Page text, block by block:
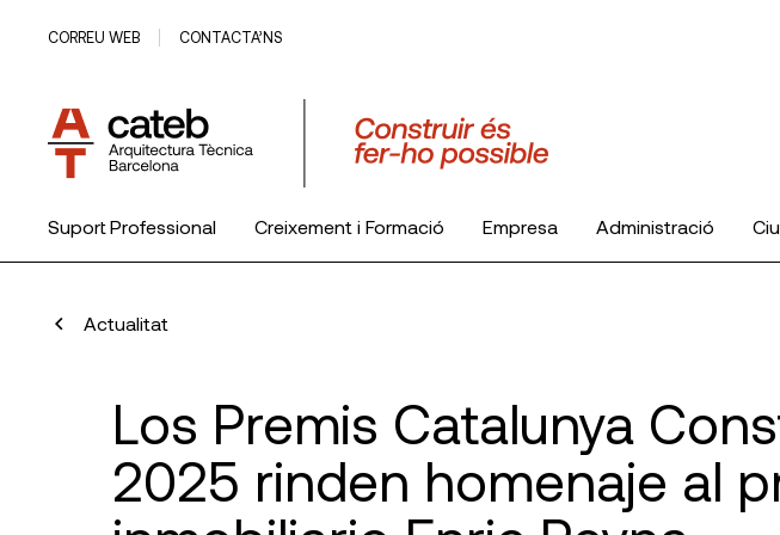
CORREU WEB CONTACTA’NS
Suport Professional Creixement i Formació Empresa Administració
Actualitat
Los Premis Catalunya
2025 rinden homenaje al